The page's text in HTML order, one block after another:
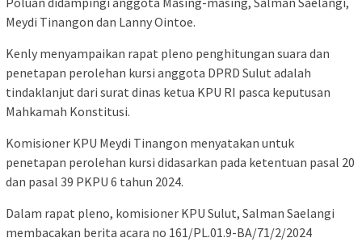
Meydi Tinangon dan Lanny Ointoe.
Kenly menyampaikan rapat pleno penghitungan suara dan
penetapan perolehan kursi anggota DPRD Sulut adalah
tindaklanjut dari surat dinas ketua KPU RI pasca keputusan
Mahkamah Konstitusi.
Komisioner KPU Meydi Tinangon menyatakan untuk
penetapan perolehan kursi didasarkan pada ketentuan pasal 20
dan pasal 39 PKPU 6 tahun 2024.
Dalam rapat pleno, komisioner KPU Sulut, Salman Saelangi
membacakan berita acara no 161/PL.01.9-BA/71/2/2024